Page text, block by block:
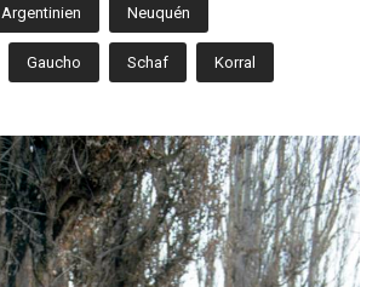
Argentinien Neuquén
Gaucho Schaf Korral